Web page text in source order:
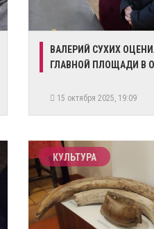
​ВАЛЕРИЙ СУХИХ
ГЛАВНОЙ ПЛОЩАДИ В
15 октября 2025, 19:09
КУЛЬТУРА